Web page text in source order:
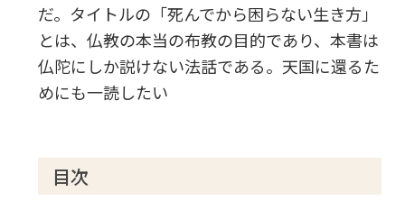
だ。タイトルの「死んでから困らない生き方」
とは、仏教の本当の布教の目的であり、本書は
仏陀にしか説けない法話である。天国に還るた
めにも一読したい
目次